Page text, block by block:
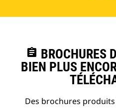
assignment BROCHURES
BIEN PLUS
Des brochures